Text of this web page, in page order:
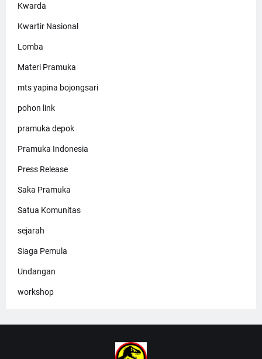
Kwarda
Kwartir Nasional
Lomba
Materi Pramuka
mts yapina bojongsari
pohon link
pramuka depok
Pramuka Indonesia
Press Release
Saka Pramuka
Satua Komunitas
sejarah
Siaga Pemula
Undangan
workshop